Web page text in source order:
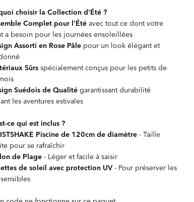
choisir la Collection d'Été ?
Complet pour l'Été avec tout ce dont votre
a besoin pour les journées ensoleillées
Assorti en Rose Pâle pour un look élégant et
Sûrsspécialement conçus pour les petits de
Suédois de Qualité garantissant durabilité
les aventures estivales
ce qui est inclus ?
Piscine de 120cm de diamètre- Taille
pour se rafraîchir
de Plage - Léger et facile à saisir
de soleil avec protection UV- Pour préserver les